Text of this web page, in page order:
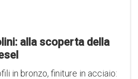
alla scoperta della
in bronzo, finiture in acciaio: